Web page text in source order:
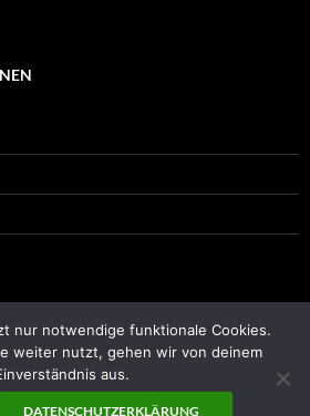
nur notwendige funktionale Cookies.
weiter nutzt, gehen wir von deinem
aus.
DATENSCHUTZERKLÄRUNG